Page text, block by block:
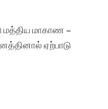
மத்திய மாகாண –
ஏற்பாடு